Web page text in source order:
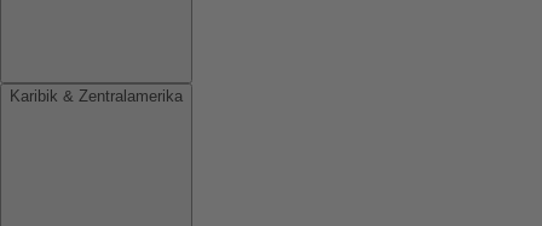
Karibik & Zentralamerika